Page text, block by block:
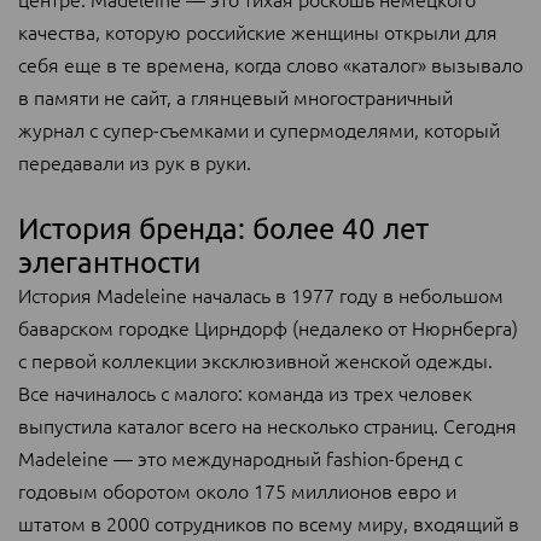
качества, которую российские женщины открыли для
себя еще в те времена, когда слово «каталог» вызывало
в памяти не сайт, а глянцевый многостраничный
журнал с супер-съемками и супермоделями, который
передавали из рук в руки.
История бренда: более 40 лет
элегантности
История Madeleine началась в 1977 году в небольшом
баварском городке Цирндорф (недалеко от Нюрнберга)
с первой коллекции эксклюзивной женской одежды.
Все начиналось с малого: команда из трех человек
выпустила каталог всего на несколько страниц. Сегодня
Madeleine — это международный fashion-бренд с
годовым оборотом около 175 миллионов евро и
штатом в 2000 сотрудников по всему миру, входящий в